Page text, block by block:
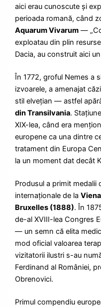
aici erau cunoscute și
perioada romană, când
Aquarum Vivarum —
exploatau din plin
Dacia, au construit aici
În 1772, groful Nemes a
izvoarele, a amenajat
stil elvețian — astfel
din Transilvania.
XIX-lea, când era
europene ca una dintre
tratament din Europa
la un moment dat decât
Produsul a primit medalii
internaționale de la
Bruxelles (1888). În
de-al XVIII-lea Congres
— un semn că elita
mod oficial valoarea
vizitatorii ilustri s-au
Ferdinand al României,
Obrenovici.
Primul compendiu